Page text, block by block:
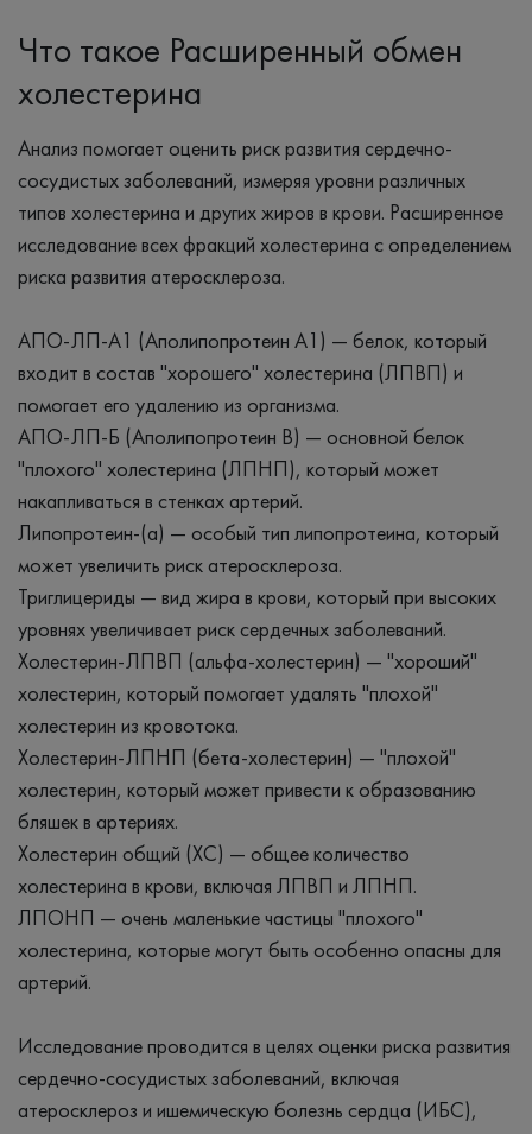
Что такое Расширенный обмен
холестерина
Анализ помогает оценить риск развития сердечно-
сосудистых заболеваний, измеряя уровни различных
типов холестерина и других жиров в крови. Расширенное
исследование всех фракций холестерина с определением
риска развития атеросклероза.
АПО-ЛП-А1 (Аполипопротеин А1) — белок, который
входит в состав "хорошего" холестерина (ЛПВП) и
помогает его удалению из организма.
АПО-ЛП-Б (Аполипопротеин B) — основной белок
"плохого" холестерина (ЛПНП), который может
накапливаться в стенках артерий.
Липопротеин-(а) — особый тип липопротеина, который
может увеличить риск атеросклероза.
Триглицериды — вид жира в крови, который при высоких
уровнях увеличивает риск сердечных заболеваний.
Холестерин-ЛПВП (альфа-холестерин) — "хороший"
холестерин, который помогает удалять "плохой"
холестерин из кровотока.
Холестерин-ЛПНП (бета-холестерин) — "плохой"
холестерин, который может привести к образованию
бляшек в артериях.
Холестерин общий (ХС) — общее количество
холестерина в крови, включая ЛПВП и ЛПНП.
ЛПОНП — очень маленькие частицы "плохого"
холестерина, которые могут быть особенно опасны для
артерий.
Исследование проводится в целях оценки риска развития
сердечно-сосудистых заболеваний, включая
атеросклероз и ишемическую болезнь сердца (ИБС),